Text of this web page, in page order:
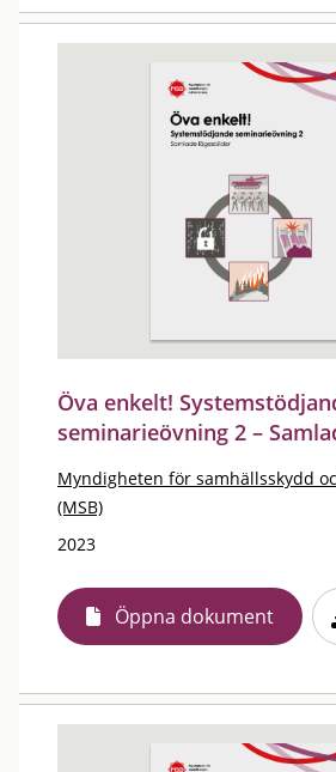
Öva enkelt!
seminarieövning 2 –
Myndigheten för samhällsskydd
(MSB)
2023
Öppna dokument